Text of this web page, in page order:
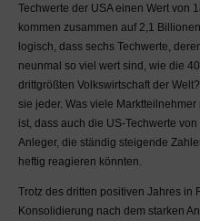
Techwerte der USA einen Wert von
kommen zusammen auf 2,1
logisch, dass sechs Techwerte,
neunmal so viel wert sind, wie die
drittgrößten Volkswirtschaft der
sie jeder. Was viele
ist, dass auch die US-Techwerte
Anleger, die ständig steigende
heftig reagieren könnten.
Trotz des dritten positiven Jahres in
Konsolidierung nach dem starken